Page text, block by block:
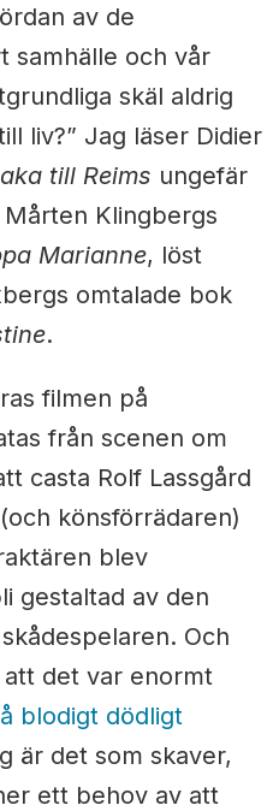
av de
samhälle och vår
skäl aldrig
liv?” Jag läser Didier
till Reims ungefär
Klingbergs
Marianne, löst
omtalade bok
.
filmen på
från scenen om
casta Rolf Lassgård
könsförrädaren)
blev
gestaltad av den
Och
det var enormt
blodigt dödligt
är det som skaver,
ett behov av att